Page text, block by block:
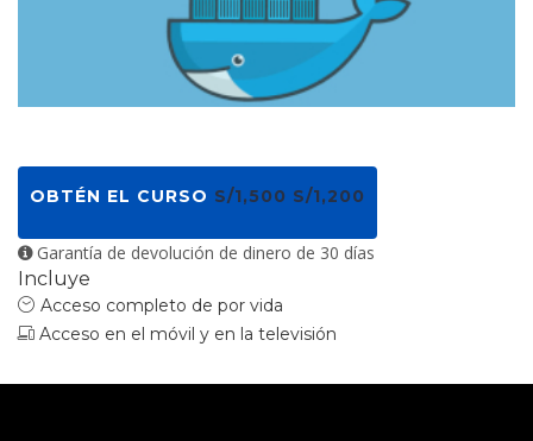
OBTÉN EL CURSO S/1,500 S/1,200
Garantía de devolución de dinero de 30 días
Incluye
Acceso completo de por vida
Acceso en el móvil y en la televisión